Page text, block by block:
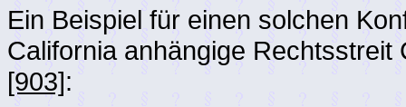
Ein Beispiel für einen solchen
California anhängige
[903]: